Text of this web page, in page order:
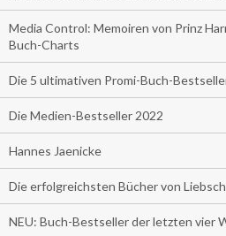
Media Control: Memoiren von Prinz
Buch-Charts
Die 5 ultimativen Promi-Buch-
Die Medien-Bestseller 2022
Hannes Jaenicke
Die erfolgreichsten Bücher von
NEU: Buch-Bestseller der letzten vier